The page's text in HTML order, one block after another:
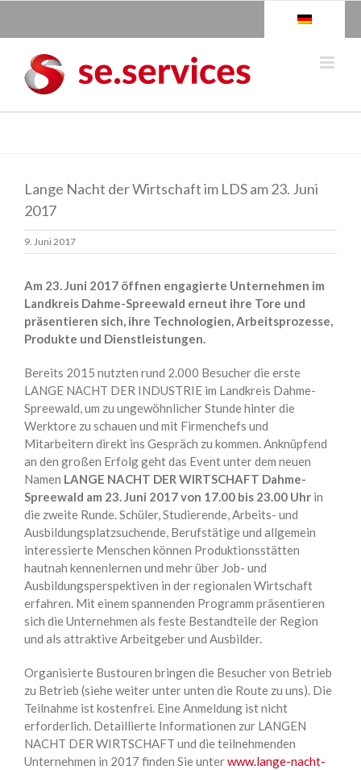
Lange Nacht der Wirtschaft im LDS am 23. Juni
2017
9. Juni 2017
Am 23. Juni 2017 öffnen engagierte Unternehmen im
Landkreis Dahme-Spreewald erneut ihre Tore und
präsentieren sich, ihre Technologien, Arbeitsprozesse,
Produkte und Dienstleistungen.
Bereits 2015 nutzten rund 2.000 Besucher die erste
LANGE NACHT DER INDUSTRIE im Landkreis Dahme-
Spreewald, um zu ungewöhnlicher Stunde hinter die
Werktore zu schauen und mit Firmenchefs und
Mitarbeitern direkt ins Gespräch zu kommen. Anknüpfend
an den großen Erfolg geht das Event unter dem neuen
Namen LANGE NACHT DER WIRTSCHAFT Dahme-
Spreewald am 23. Juni 2017 von 17.00 bis 23.00 Uhr in
die zweite Runde. Schüler, Studierende, Arbeits- und
Ausbildungsplatzsuchende, Berufstätige und allgemein
interessierte Menschen können Produktionsstätten
hautnah kennenlernen und mehr über Job- und
Ausbildungsperspektiven in der regionalen Wirtschaft
erfahren. Mit einem spannenden Programm präsentieren
sich die Unternehmen als feste Bestandteile der Region
und als attraktive Arbeitgeber und Ausbilder.
Organisierte Bustouren bringen die Besucher von Betrieb
zu Betrieb (siehe weiter unter unten die Route zu uns). Die
Teilnahme ist kostenfrei. Eine Anmeldung ist nicht
erforderlich. Detaillierte Informationen zur LANGEN
NACHT DER WIRTSCHAFT und die teilnehmenden
Unternehmen in 2017 finden Sie unterwww.lange-nacht-